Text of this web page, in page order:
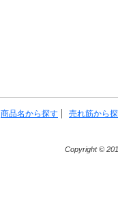
商品名から探す 売れ筋から
Copyright ©